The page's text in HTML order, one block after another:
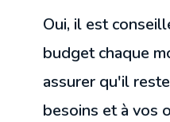
Oui, il est
budget chaque
assurer qu'il
besoins et à vos